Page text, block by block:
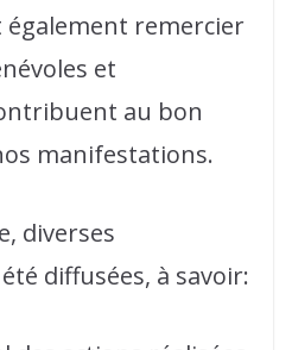
également remercier
et
au bon
manifestations.
diverses
diffusées, à savoir: